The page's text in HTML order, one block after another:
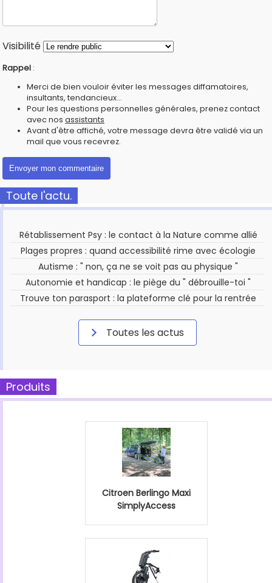
Visibilité
Rappel :
Merci de bien vouloir éviter les messages diffamatoires,
insultants, tendancieux...
Pour les questions personnelles générales, prenez contact
avec nos assistants
Avant d'être affiché, votre message devra être validé via un
mail que vous recevrez.
Toute l'actu.
Rétablissement Psy : le contact à la Nature comme allié
Plages propres : quand accessibilité rime avec écologie
Autisme : " non, ça ne se voit pas au physique "
Autonomie et handicap : le piège du " débrouille-toi "
Trouve ton parasport : la plateforme clé pour la rentrée
Toutes les actus
Produits
Citroen Berlingo Maxi
SimplyAccess